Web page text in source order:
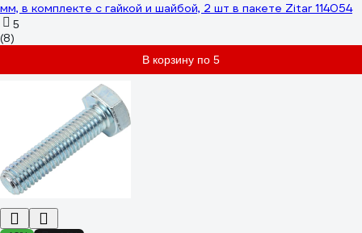
мм, в комплекте с гайкой и шайбой, 2 шт в пакете Zitar 114054
5
(8)
В корзину по 5